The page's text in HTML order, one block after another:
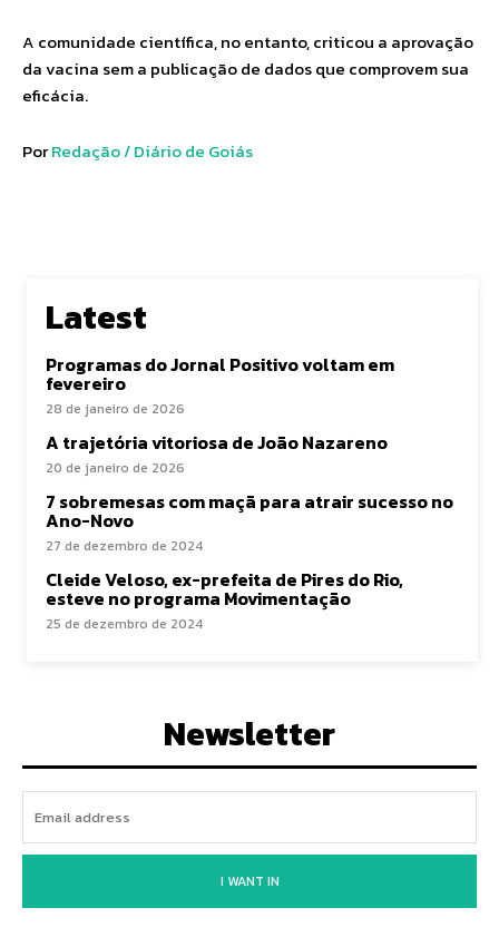
A comunidade científica, no entanto, criticou a aprovação
da vacina sem a publicação de dados que comprovem sua
eficácia.
PorRedação / Diário de Goiás
Latest
Programas do Jornal Positivo voltam em
fevereiro
28 de janeiro de 2026
A trajetória vitoriosa de João Nazareno
20 de janeiro de 2026
7 sobremesas com maçã para atrair sucesso no
Ano-Novo
27 de dezembro de 2024
Cleide Veloso, ex-prefeita de Pires do Rio,
esteve no programa Movimentação
25 de dezembro de 2024
Newsletter
I WANT IN